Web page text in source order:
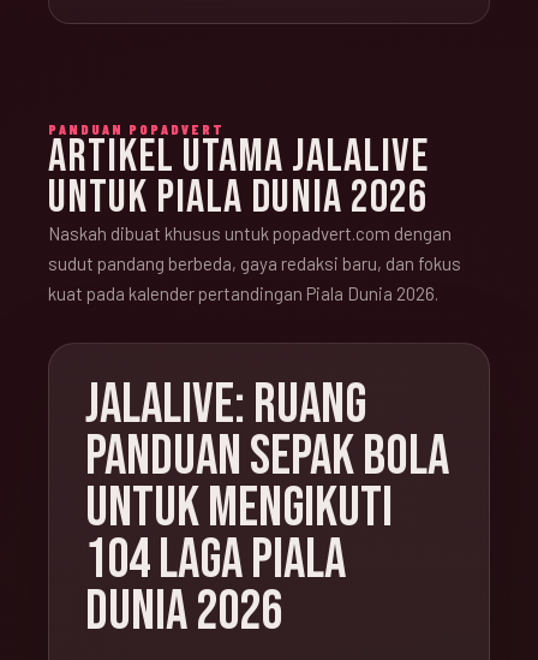
PANDUAN POPADVERT
ARTIKEL UTAMA JALALIVE
UNTUK PIALA DUNIA 2026
Naskah dibuat khusus untuk popadvert.com dengan
sudut pandang berbeda, gaya redaksi baru, dan fokus
kuat pada kalender pertandingan Piala Dunia 2026.
JALALIVE: RUANG
PANDUAN SEPAK BOLA
UNTUK MENGIKUTI
104 LAGA PIALA
DUNIA 2026